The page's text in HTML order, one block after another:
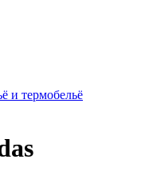
и термобельё